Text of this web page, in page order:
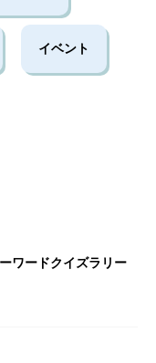
イベント
ワードクイズラリー